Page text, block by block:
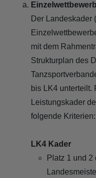
Der Landeskader
mit dem
Strukturplan des
bis LK4 unterteilt.
Leistungskader
folgende Kriterien:
LK4 Kader
Platz 1 und 2